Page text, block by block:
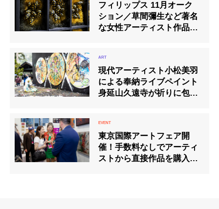
フィリップス 11月オーク
ション／草間彌生など著名
な女性アーティスト作品が
現代アーティスト小松美羽
による奉納ライブペイント
身延山久遠寺が祈りに包ま
東京国際アートフェア開
催！手数料なしでアーティ
ストから直接作品を購入可